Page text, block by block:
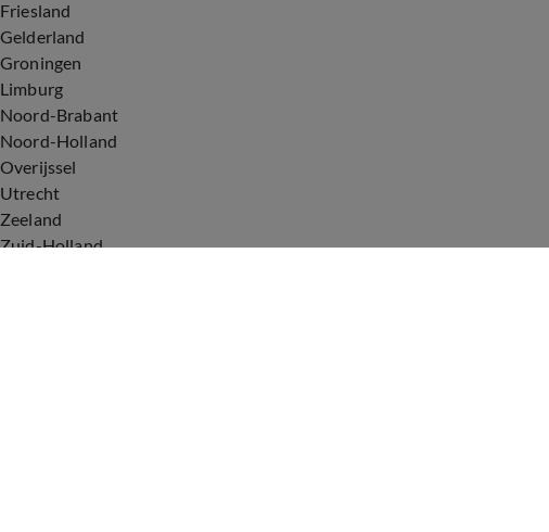
Friesland
Gelderland
Groningen
Limburg
Noord-Brabant
Noord-Holland
Overijssel
Utrecht
Zeeland
Zuid-Holland